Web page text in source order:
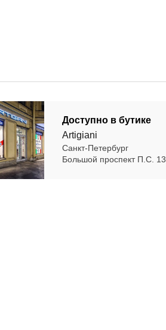
Доступно в бутике
Artigiani
Санкт-Петербург
Большой проспект П.С. 13